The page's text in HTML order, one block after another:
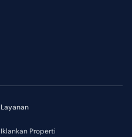
Layanan
Iklankan Properti